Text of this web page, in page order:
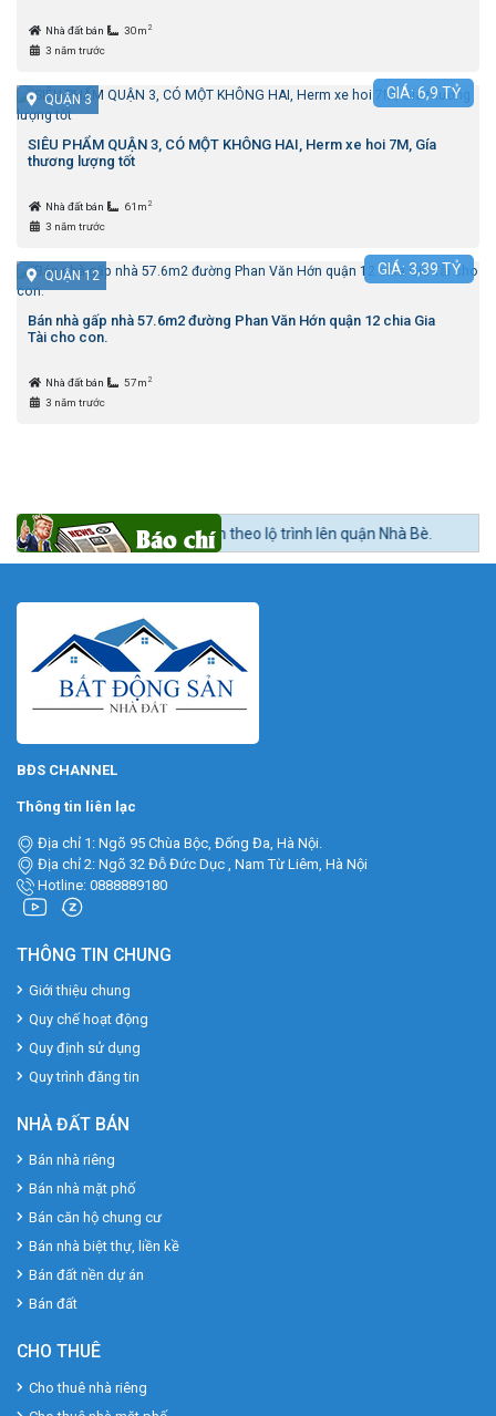
Nhà đất bán 30m 2
3 năm trước
QUẬN 3 GIÁ: 6,9 TỶ
SIÊU PHẨM QUẬN 3, CÓ MỘT KHÔNG HAI, Herm xe hoi 7M, Gía
thương lượng tốt
Nhà đất bán 61m 2
3 năm trước
QUẬN 12 GIÁ: 3,39TỶ
Bán nhà gấp nhà 57.6m2 đường Phan Văn Hớn quận 12 chia Gia
Tài cho con.
Nhà đất bán 57m 2
3 năm trước
sản khu Nam nóng dần theo lộ trình lên quận Nhà Bè.
BĐS CHANNEL
Thông tin liên lạc
Địa chỉ 1: Ngõ 95 Chùa Bộc, Đống Đa, Hà Nội.
Địa chỉ 2: Ngõ 32 Đỗ Đức Dục , Nam Từ Liêm, Hà Nội
Hotline: 0888889180
THÔNG TIN CHUNG
Giới thiệu chung
Quy chế hoạt động
Quy định sử dụng
Quy trình đăng tin
NHÀ ĐẤT BÁN
Bán nhà riêng
Bán nhà mặt phố
Bán căn hộ chung cư
Bán nhà biệt thự, liền kề
Bán đất nền dự án
Bán đất
CHO THUÊ
Cho thuê nhà riêng